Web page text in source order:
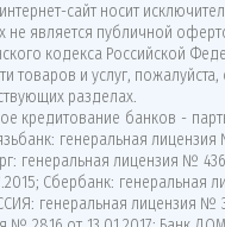
сайт носит
не является публичной
кодекса Российской
товаров и услуг,
разделах.
кредитование банков -
генеральная лицензия
генеральная лицензия №
Сбербанк: генеральная
генеральная лицензия №